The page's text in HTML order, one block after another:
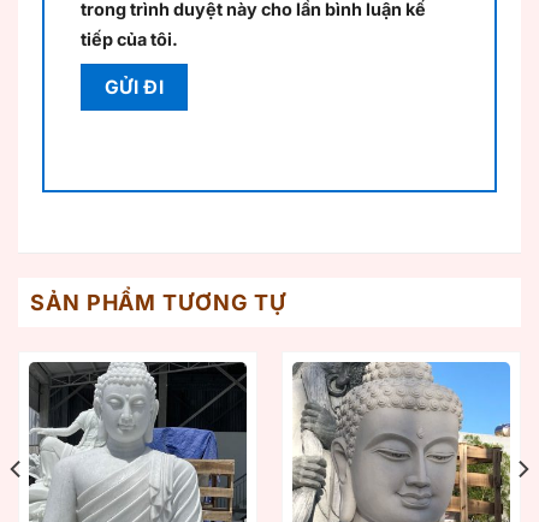
trong trình duyệt này cho lần bình luận kế
tiếp của tôi.
SẢN PHẨM TƯƠNG TỰ